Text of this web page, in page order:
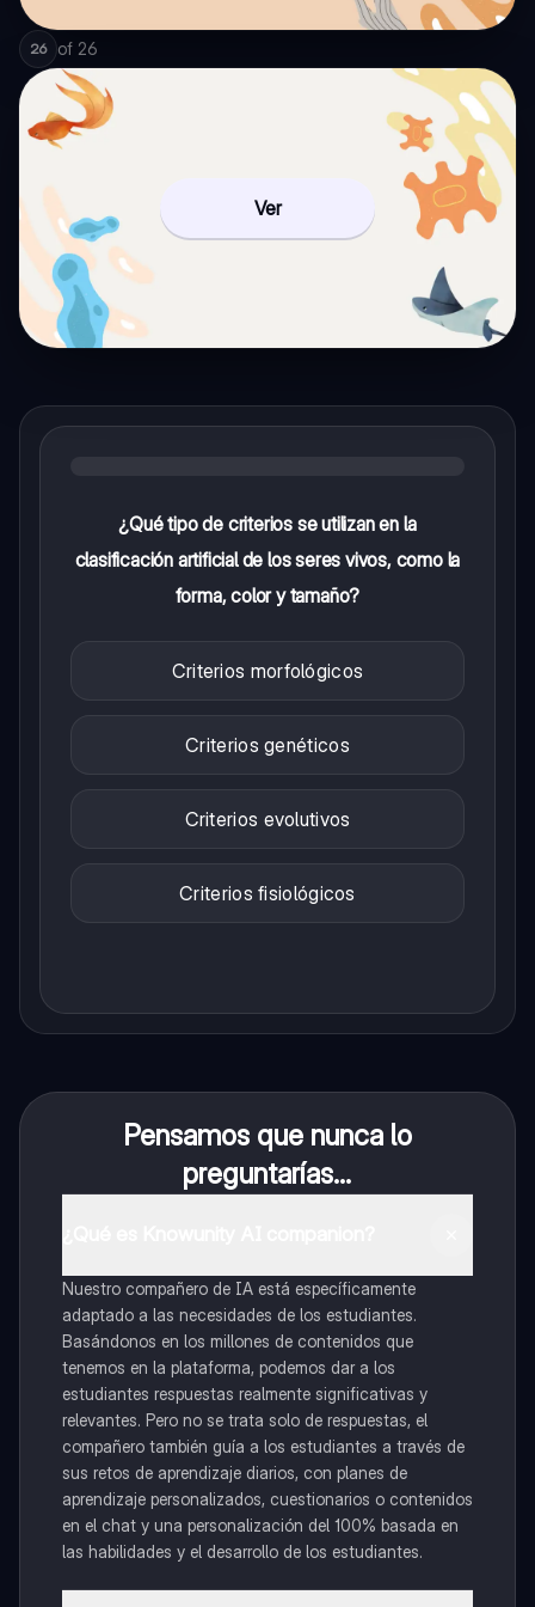
26 of 26
Ver
¿Qué tipo de criterios se utilizan en la
clasificación artificial de los seres vivos, como la
forma, color y tamaño?
Criterios morfológicos
Criterios genéticos
Criterios evolutivos
Criterios fisiológicos
Pensamos que nunca lo
preguntarías...
Nuestro compañero de IA está específicamente
adaptado a las necesidades de los estudiantes.
Basándonos en los millones de contenidos que
tenemos en la plataforma, podemos dar a los
estudiantes respuestas realmente significativas y
relevantes. Pero no se trata solo de respuestas, el
compañero también guía a los estudiantes a través de
sus retos de aprendizaje diarios, con planes de
aprendizaje personalizados, cuestionarios o contenidos
en el chat y una personalización del 100% basada en
las habilidades y el desarrollo de los estudiantes.